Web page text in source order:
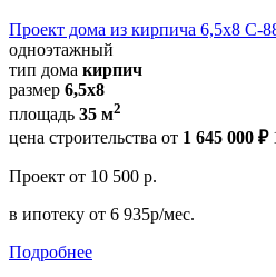
Проект дома из кирпича 6,5х8 С-
одноэтажный
тип дома кирпич
размер 6,5х8
площадь 35 м2
цена строительства от 1 645 000 ₽
Проект от 10 500 р.
в ипотеку от 6 935р/мес.
Подробнее